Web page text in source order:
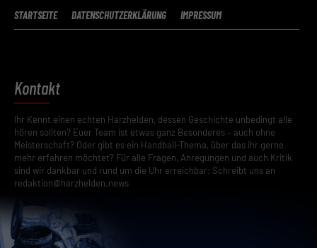
STARTSEITE DATENSCHUTZERKLÄRUNG IMPRESSUM
Kontakt
Ihr Kennt einen echten Harzhelden, dessen Geschichte unbedingt alle
hören sollten? Euer Team ist etwas ganz Besonderes – auch ohne
Meisterschaft? Oder gibt es ein Handball-Thema, über das ihr gerne
mehr erfahren möchtet? Für alle Fragen, Anregungen und auch Kritik
sind wir dankbar und rund um die Uhr erreichbar: Schreibt uns an
redaktion@harzhelden.news